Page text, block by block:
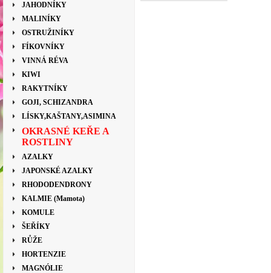
JAHODNÍKY
MALINÍKY
OSTRUŽINÍKY
FÍKOVNÍKY
VINNÁ RÉVA
KIWI
RAKYTNÍKY
GOJI, SCHIZANDRA
LÍSKY,KAŠTANY,ASIMINA
OKRASNÉ KEŘE A
ROSTLINY
AZALKY
JAPONSKÉ AZALKY
RHODODENDRONY
KALMIE (Mamota)
KOMULE
ŠEŘÍKY
RŮŽE
HORTENZIE
MAGNÓLIE